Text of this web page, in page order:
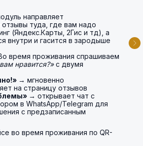
направляет
туда, где вам надо
(Яндекс.Карты, 2Гис и тд), а
внутри и гасится в зародыше
время проживания спрашиваем
нравится?»с двумя
→ мгновенно
на страницу отзывов
→ открывает чат с
в WhatsApp/Telegram для
с предзаписанным
во время проживания по QR-